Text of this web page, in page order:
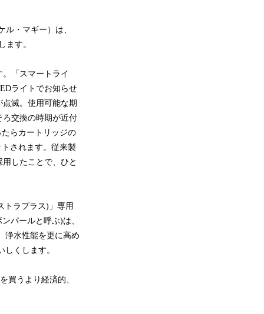
・マギー）は、
ます。
「スマートライ
ライトでお知らせ
滅。使用可能な期
交換の時期が近付
らカートリッジの
されます。従来製
したことで、ひと
ラプラス)」専用
パールと呼ぶ)は、
浄水性能を更に高め
くします。
買うより経済的、